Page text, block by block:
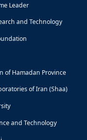
Leader
and Technology
of Hamadan Province
of Iran (Shaa)
and Technology